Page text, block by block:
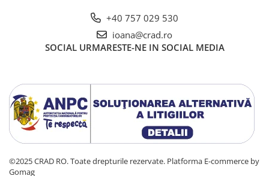
+40 757 029 530
ioana@crad.ro
SOCIAL URMARESTE-NE IN SOCIAL MEDIA
©2025 CRAD RO. Toate drepturile rezervate. Platforma E-commerce by
Gomag